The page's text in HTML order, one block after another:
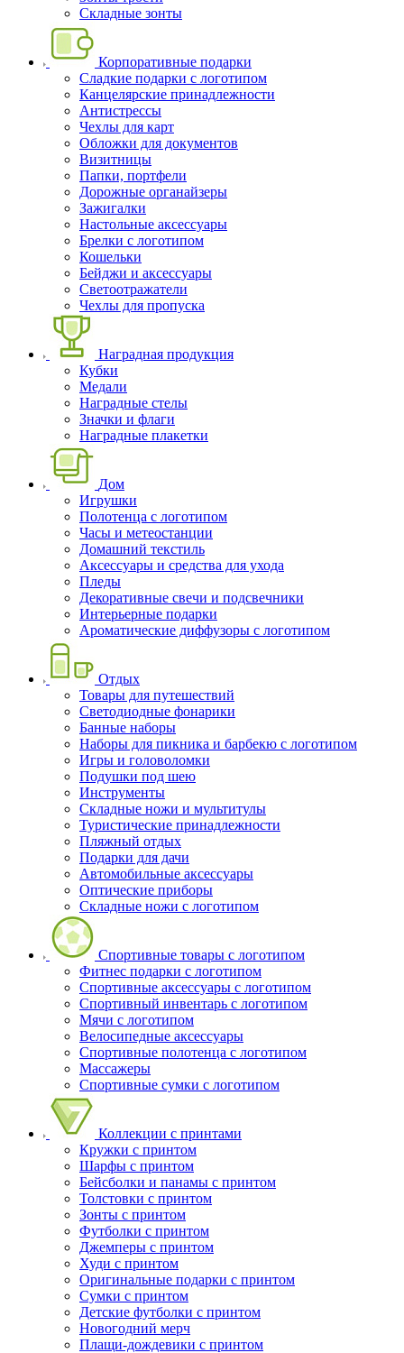
Складные зонты
Корпоративные подарки
Сладкие подарки с логотипом
Канцелярские принадлежности
Антистрессы
Чехлы для карт
Обложки для документов
Визитницы
Папки, портфели
Дорожные органайзеры
Зажигалки
Настольные аксессуары
Брелки с логотипом
Кошельки
Бейджи и аксессуары
Светоотражатели
Чехлы для пропуска
Наградная продукция
Кубки
Медали
Наградные стелы
Значки и флаги
Наградные плакетки
Дом
Игрушки
Полотенца с логотипом
Часы и метеостанции
Домашний текстиль
Аксессуары и средства для ухода
Пледы
Декоративные свечи и подсвечники
Интерьерные подарки
Ароматические диффузоры с логотипом
Отдых
Товары для путешествий
Светодиодные фонарики
Банные наборы
Наборы для пикника и барбекю с логотипом
Игры и головоломки
Подушки под шею
Инструменты
Складные ножи и мультитулы
Туристические принадлежности
Пляжный отдых
Подарки для дачи
Автомобильные аксессуары
Оптические приборы
Складные ножи с логотипом
Спортивные товары с логотипом
Фитнес подарки с логотипом
Спортивные аксессуары с логотипом
Спортивный инвентарь с логотипом
Мячи с логотипом
Велосипедные аксессуары
Спортивные полотенца с логотипом
Массажеры
Спортивные сумки с логотипом
Коллекции с принтами
Кружки с принтом
Шарфы с принтом
Бейсболки и панамы с принтом
Толстовки с принтом
Зонты с принтом
Футболки с принтом
Джемперы с принтом
Худи с принтом
Оригинальные подарки с принтом
Сумки с принтом
Детские футболки с принтом
Новогодний мерч
Плащи-дождевики с принтом